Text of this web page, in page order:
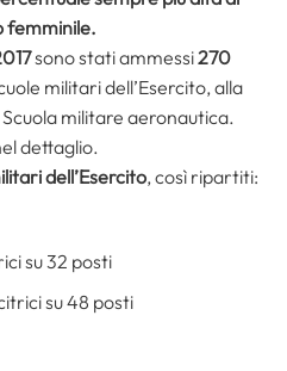
femminile.
sono stati ammessi270
militari dell’Esercito, alla
militare aeronautica.
dettaglio.
dell’Esercito, così ripartiti:
su 32 posti
su 48 posti